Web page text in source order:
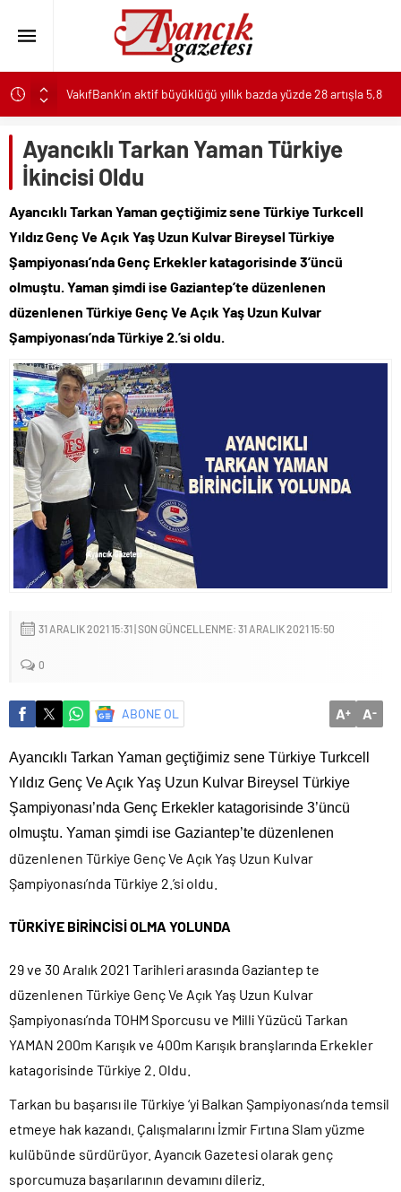
VakıfBank’ın aktif büyüklüğü yıllık bazda yüzde 28 artışla 5,8
İzmit istikameti trafiğe kapatılacak: Başiskele Kavşağı’nda
gece çalışması
Burhaniye Belediyesi’nde 2026 Yılı Toplu İş Sözleşmesi
Mersin’den Kemer’e uzanan tercih yolculuğu
Kırgız Cumhuriyeti Antalya Başkonsolosu Başkan Vekili
Özdemir’i ziyaret etti
Destek
Başkan Denizli’den Çeşme’nin Yerel Değerlerine Tarımsal
Destek
Sığacık’tan güçlü mesaj: “Deniz bizim, Sığacık hepimizin”
Maltepe’de çocuklar kitapların renkli dünyasında buluştu
Ayancıklı Tarkan Yaman Türkiye
İkincisi Oldu
Ayancıklı Tarkan Yaman geçtiğimiz sene Türkiye Turkcell
Yıldız Genç Ve Açık Yaş Uzun Kulvar Bireysel Türkiye
Şampiyonası’nda Genç Erkekler katagorisinde 3’üncü
olmuştu. Yaman şimdi ise Gaziantep’te düzenlenen
düzenlenen Türkiye Genç Ve Açık Yaş Uzun Kulvar
Şampiyonası’nda Türkiye 2.’si oldu.
31 ARALIK 2021 15:31 | SON GÜNCELLENME: 31 ARALIK 2021 15:50
0
ABONE OL A+ A-
Ayancıklı Tarkan Yaman geçtiğimiz sene Türkiye Turkcell
Yıldız Genç Ve Açık Yaş Uzun Kulvar Bireysel Türkiye
Şampiyonası’nda Genç Erkekler katagorisinde 3’üncü
olmuştu. Yaman şimdi ise Gaziantep’te düzenlenen
düzenlenen Türkiye Genç Ve Açık Yaş Uzun Kulvar
Şampiyonası’nda Türkiye 2.’si oldu.
TÜRKİYE BİRİNCİSİ OLMA YOLUNDA
29 ve 30 Aralık 2021 Tarihleri arasında Gaziantep te
düzenlenen Türkiye Genç Ve Açık Yaş Uzun Kulvar
Şampiyonası’nda TOHM Sporcusu ve Milli Yüzücü Tarkan
YAMAN 200m Karışık ve 400m Karışık branşlarında Erkekler
katagorisinde Türkiye 2. Oldu.
Tarkan bu başarısı ile Türkiye ‘yi Balkan Şampiyonası’nda temsil
etmeye hak kazandı. Çalışmalarını İzmir Fırtına Slam yüzme
kulübünde sürdürüyor. Ayancık Gazetesi olarak genç
sporcumuza başarılarının devamını dileriz.